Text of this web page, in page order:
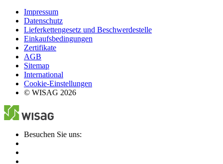
Impressum
Datenschutz
Lieferkettengesetz und Beschwerdestelle
Einkaufsbedingungen
Zertifikate
AGB
Sitemap
International
Cookie-Einstellungen
© WISAG 2026
Besuchen Sie uns: